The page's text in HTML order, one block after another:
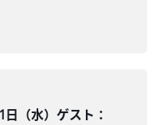
（水）ゲスト：